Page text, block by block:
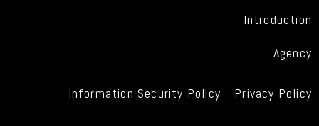
Introduction
Agency
Information Security Policy Privacy Policy